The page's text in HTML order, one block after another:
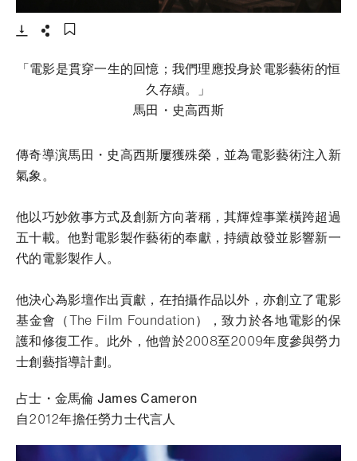
- 打開lightbox
「電影是貫穿一生的回憶；我們理應投身於電影藝術的恒
久存續。」
馬田・史高西斯
傳奇導演馬田・史高西斯屢獲殊榮，並為電影藝術注入新
氣象。
他以巧妙敘事方式及創新方向著稱，其輝煌事業橫跨超過
五十載。他對電影製作藝術的奉獻，持續啟發並影響新一
代的電影製作人。
他決心為影壇作出貢獻，在拍攝作品以外，亦創立了電影
基金會（The Film Foundation），致力於各地電影的保
護和修復工作。此外，他曾於2008至2009年度參與勞力
士創藝指導計劃。
占士・金馬倫 James Cameron
自2012年擔任勞力士代言人